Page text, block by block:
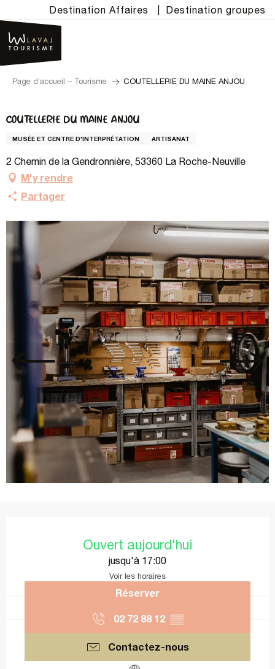
au
contenu
principal
Destination Affaires Destination groupes
Page d’accueil – Tourisme COUTELLERIE DU MAINE ANJOU
COUTELLERIE DU MAINE ANJOU
MUSÉE ET CENTRE D'INTERPRÉTATION ARTISANAT
2 Chemin de la Gendronnière, 53360 La Roche-Neuville
M'y rendre
Partager
Ouvert aujourd'hui
jusqu'à 17:00
Voir les horaires
Réserver
02 72 88 12 ▒▒
Contactez-nous